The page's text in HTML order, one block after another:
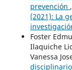
prevención ,
(2021): La
Foster
Ilaquiche
Vanessa